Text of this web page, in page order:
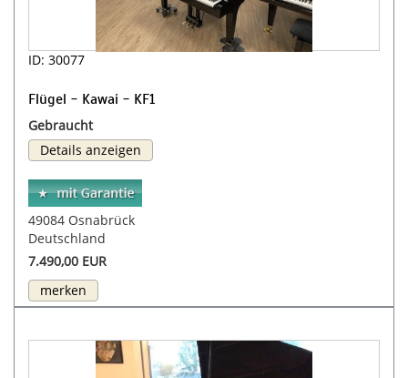
ID: 30077
Flügel - Kawai - KF1
Gebraucht
Details anzeigen
49084 Osnabrück
Deutschland
7.490,00 EUR
merken